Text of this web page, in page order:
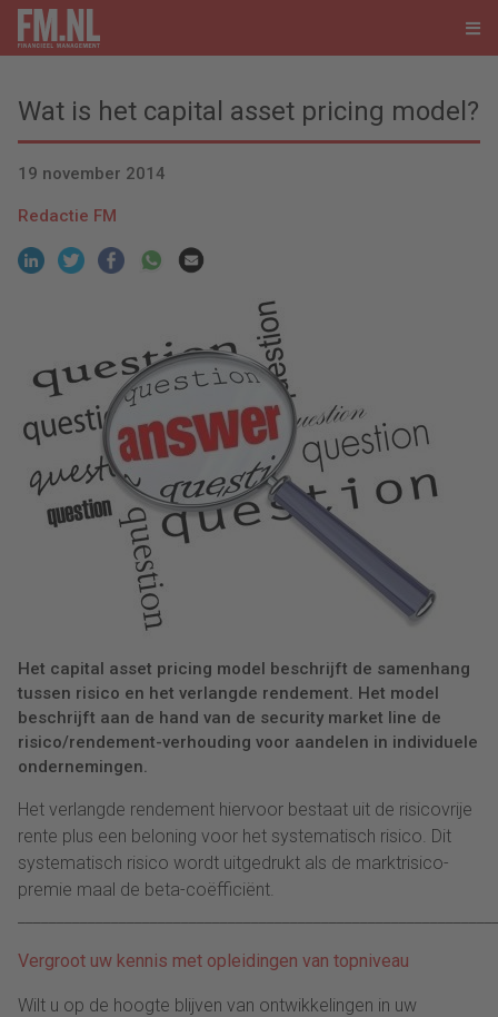
Wat is het capital asset pricing model?
19 november 2014
Redactie FM
Het capital asset pricing model beschrijft de samenhang
tussen risico en het verlangde rendement. Het model
beschrijft aan de hand van de security market line de
risico/rendement-verhouding voor aandelen in individuele
ondernemingen.
Het verlangde rendement hiervoor bestaat uit de risicovrije
rente plus een beloning voor het systematisch risico. Dit
systematisch risico wordt uitgedrukt als de marktrisico-
premie maal de beta-coëfficiënt.
Vergroot uw kennis met opleidingen van topniveau
Wilt u op de hoogte blijven van ontwikkelingen in uw